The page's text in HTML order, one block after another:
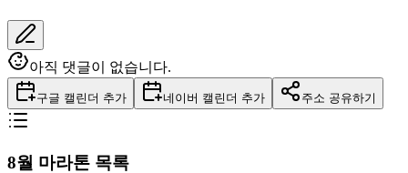
아직 댓글이 없습니다.
구글 캘린더 추가 네이버 캘린더 추가 주소 공유하기
8월 마라톤 목록